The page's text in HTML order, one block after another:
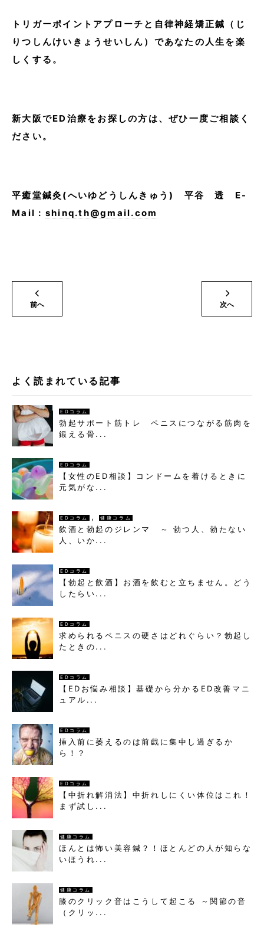
トリガーポイントアプローチと自律神経矯正鍼（じ
りつしんけいきょうせいしん）であなたの人生を楽
しくする。
新大阪でED治療をお探しの方は、ぜひ一度ご相談く
ださい。
平癒堂鍼灸(へいゆどうしんきゅう) 平谷 透 E-
Mail : shinq.th@gmail.com
前へ 次へ
よく読まれている記事
EDコラム
勃起サポート筋トレ ペニスにつながる筋肉を
鍛える骨...
EDコラム
【女性のED相談】コンドームを着けるときに
元気がな...
EDコラム , 健康コラム
飲酒と勃起のジレンマ ～ 勃つ人、勃たない
人、いか...
EDコラム
【勃起と飲酒】お酒を飲むと立ちません。どう
したらい...
EDコラム
求められるペニスの硬さはどれぐらい？勃起し
たときの...
EDコラム
【EDお悩み相談】基礎から分かるED改善マニ
ュアル...
EDコラム
挿入前に萎えるのは前戯に集中し過ぎるか
ら！？
EDコラム
【中折れ解消法】中折れしにくい体位はこれ！
まず試し...
健康コラム
ほんとは怖い美容鍼？！ほとんどの人が知らな
いほうれ...
健康コラム
膝のクリック音はこうして起こる ～関節の音
（クリッ...